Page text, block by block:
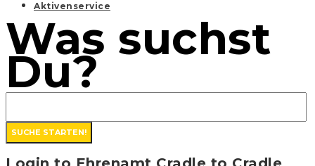
Aktivenservice
Was suchst
Du?